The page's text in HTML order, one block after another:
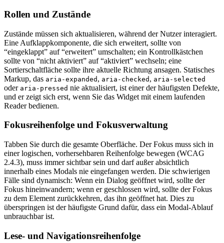
Rollen und Zustände
Zustände müssen sich aktualisieren, während der Nutzer interagiert.
Eine Aufklappkomponente, die sich erweitert, sollte von
“eingeklappt” auf “erweitert” umschalten; ein Kontrollkästchen
sollte von “nicht aktiviert” auf “aktiviert” wechseln; eine
Sortierschaltfläche sollte ihre aktuelle Richtung ansagen. Statisches
Markup, das aria-expanded , aria-checked , aria-selected
oder aria-pressed nie aktualisiert, ist einer der häufigsten Defekte,
und er zeigt sich erst, wenn Sie das Widget mit einem laufenden
Reader bedienen.
Fokusreihenfolge und Fokusverwaltung
Tabben Sie durch die gesamte Oberfläche. Der Fokus muss sich in
einer logischen, vorhersehbaren Reihenfolge bewegen (WCAG
2.4.3), muss immer sichtbar sein und darf außer absichtlich
innerhalb eines Modals nie eingefangen werden. Die schwierigen
Fälle sind dynamisch: Wenn ein Dialog geöffnet wird, sollte der
Fokus hineinwandern; wenn er geschlossen wird, sollte der Fokus
zu dem Element zurückkehren, das ihn geöffnet hat. Dies zu
überspringen ist der häufigste Grund dafür, dass ein Modal-Ablauf
unbrauchbar ist.
Lese- und Navigationsreihenfolge